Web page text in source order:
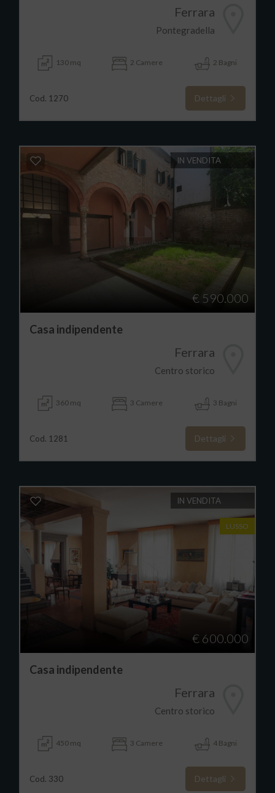
Ferrara
Pontegradella
130 mq 2 Camere 2 Bagni
Cod. 1270 Dettagli
IN VENDITA
€ 590.000
Casa indipendente
Ferrara
Centro storico
360 mq 3 Camere 3 Bagni
Cod. 1281 Dettagli
IN VENDITA
LUSSO
€ 600.000
Casa indipendente
Ferrara
Centro storico
450 mq 3 Camere 4 Bagni
Cod. 330 Dettagli